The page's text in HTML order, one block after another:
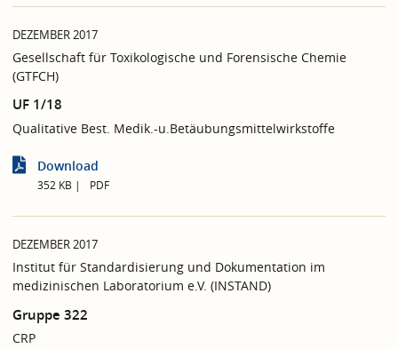
DEZEMBER 2017
Gesellschaft für Toxikologische und Forensische Chemie
(GTFCH)
UF 1/18
Qualitative Best. Medik.-u.Betäubungsmittelwirkstoffe
Download
352 KB PDF
DEZEMBER 2017
Institut für Standardisierung und Dokumentation im
medizinischen Laboratorium e.V. (INSTAND)
Gruppe 322
CRP